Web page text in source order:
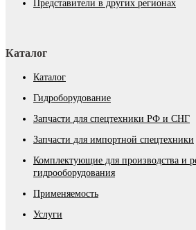
Представители в других регионах
Каталог
Каталог
Гидроборудование
Запчасти для спецтехники РФ и СНГ
Запчасти для импортной спецтехники
Комплектующие для производства и
гидрооборудования
Применяемость
Услуги